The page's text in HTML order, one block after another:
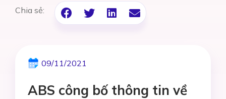
Chia sẻ:
09/11/2021
ABS công bố thông tin về